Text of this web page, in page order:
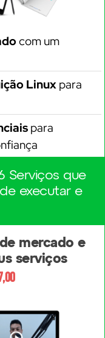
com um
Linuxpara
para
Serviços que
executar e
mercado e
serviços